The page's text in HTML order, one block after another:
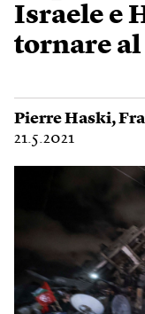
Israele e
tornare
Pierre Haski,
21.5.2021